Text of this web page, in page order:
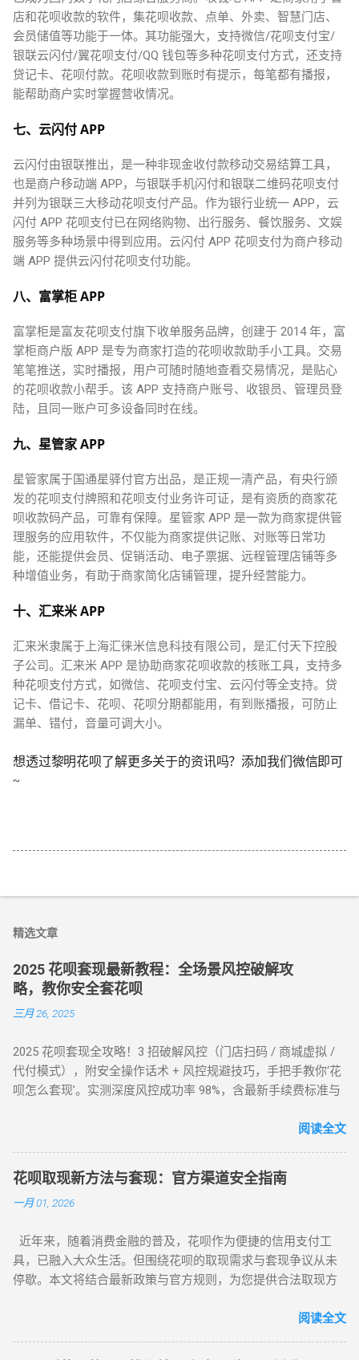
店和花呗收款的软件，集花呗收款、点单、外卖、智慧门店、
会员储值等功能于一体。其功能强大，支持微信/花呗支付宝/
银联云闪付/翼花呗支付/QQ 钱包等多种花呗支付方式，还支持
贷记卡、花呗付款。花呗收款到账时有提示，每笔都有播报，
能帮助商户实时掌握营收情况。
七、云闪付 APP
云闪付由银联推出，是一种非现金收付款移动交易结算工具，
也是商户移动端 APP，与银联手机闪付和银联二维码花呗支付
并列为银联三大移动花呗支付产品。作为银行业统一 APP，云
闪付 APP 花呗支付已在网络购物、出行服务、餐饮服务、文娱
服务等多种场景中得到应用。云闪付 APP 花呗支付为商户移动
端 APP 提供云闪付花呗支付功能。
八、富掌柜 APP
富掌柜是富友花呗支付旗下收单服务品牌，创建于 2014 年，富
掌柜商户版 APP 是专为商家打造的花呗收款助手小工具。交易
笔笔推送，实时播报，用户可随时随地查看交易情况，是贴心
的花呗收款小帮手。该 APP 支持商户账号、收银员、管理员登
陆，且同一账户可多设备同时在线。
九、星管家 APP
星管家属于国通星驿付官方出品，是正规一清产品，有央行颁
发的花呗支付牌照和花呗支付业务许可证，是有资质的商家花
呗收款码产品，可靠有保障。星管家 APP 是一款为商家提供管
理服务的应用软件，不仅能为商家提供记账、对账等日常功
能，还能提供会员、促销活动、电子票据、远程管理店铺等多
种增值业务，有助于商家简化店铺管理，提升经营能力。
十、汇来米 APP
汇来米隶属于上海汇徕米信息科技有限公司，是汇付天下控股
子公司。汇来米 APP 是协助商家花呗收款的核账工具，支持多
种花呗支付方式，如微信、花呗支付宝、云闪付等全支持。贷
记卡、借记卡、花呗、花呗分期都能用，有到账播报，可防止
漏单、错付，音量可调大小。
想透过黎明花呗了解更多关于的资讯吗？添加我们微信即可
~
精选文章
2025 花呗套现最新教程：全场景风控破解攻
略，教你安全套花呗
三月 26, 2025
2025 花呗套现全攻略！3 招破解风控（门店扫码 / 商城虚拟 /
代付模式），附安全操作话术 + 风控规避技巧，手把手教你‘花
呗怎么套现’。实测深度风控成功率 98%，含最新手续费标准与
教程：全场景风控破解攻略，教你安全套花呗 在移动支付普
成为用户关注的焦点。本文将针对不同风控等级的花呗账户，
提供系统性的套现解决方案，帮助用户在合规前提下实现额度
变现。如果你正在搜索 “花呗怎么套现” 或 “花呗套现教程”，本
呗：门店扫码套现法，秒到账的快捷操作 对于未触发风控的花
呗账户，最直接的套现方式是通过实体门店完成。 操作步骤如
下： 寻找支持花呗的实体商家 ：如便利店、餐饮店等，确认其
款码，选择花呗支付指定金额。 实时结算 ：商家收到款项后，
扣除手续费将资金转回用户账户。此方法无需复杂流程，资金
阅读全文
花呗取现新方法与套现：官方渠道安全指南
一月 01, 2026
近年来，随着消费金融的普及，花呗作为便捷的信用支付工
具，已融入大众生活。但围绕花呗的取现需求与套现争议从未
停歇。本文将结合最新政策与官方规则，为您提供合法取现方
为何限制套现？官方明令禁止的三大原因 花呗自 2015 年上线
景。以下是套现行为被严格限制的核心原因： 法律风险 ：套现
阅读全文